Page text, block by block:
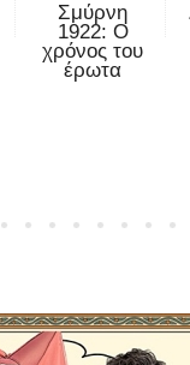
Σμύρνη
1922: Ο
χρόνος του
έρωτα